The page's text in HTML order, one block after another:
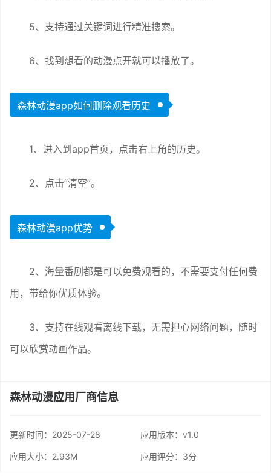
5、支持通过关键词进行精准搜索。
6、找到想看的动漫点开就可以播放了。
森林动漫app如何删除观看历史
1、进入到app首页，点击右上角的历史。
2、点击“清空”。
森林动漫app优势
2、海量番剧都是可以免费观看的，不需要支付任何费
用，带给你优质体验。
3、支持在线观看离线下载，无需担心网络问题，随时
可以欣赏动画作品。
森林动漫应用厂商信息
更新时间： 2025-07-28 应用版本：v1.0
应用大小：2.93M 应用评分： 3分